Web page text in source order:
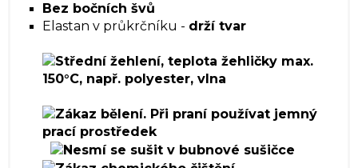
Bez bočních švů
Elastan v průkrčníku - drží tvar